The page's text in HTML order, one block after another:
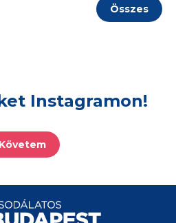
Összes
Instagramon!
Követem